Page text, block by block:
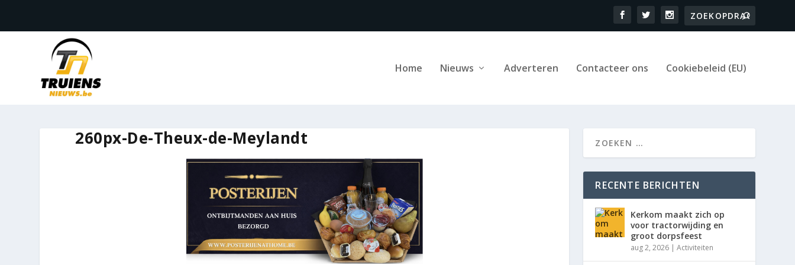
Home Nieuws Adverteren Contacteer ons Cookiebeleid (EU)
260px-De-Theux-de-Meylandt
RECENTE BERICHTEN
Kerkom maakt zich op
voor tractorwijding en
groot dorpsfeest
aug 2, 2026 |Activiteiten